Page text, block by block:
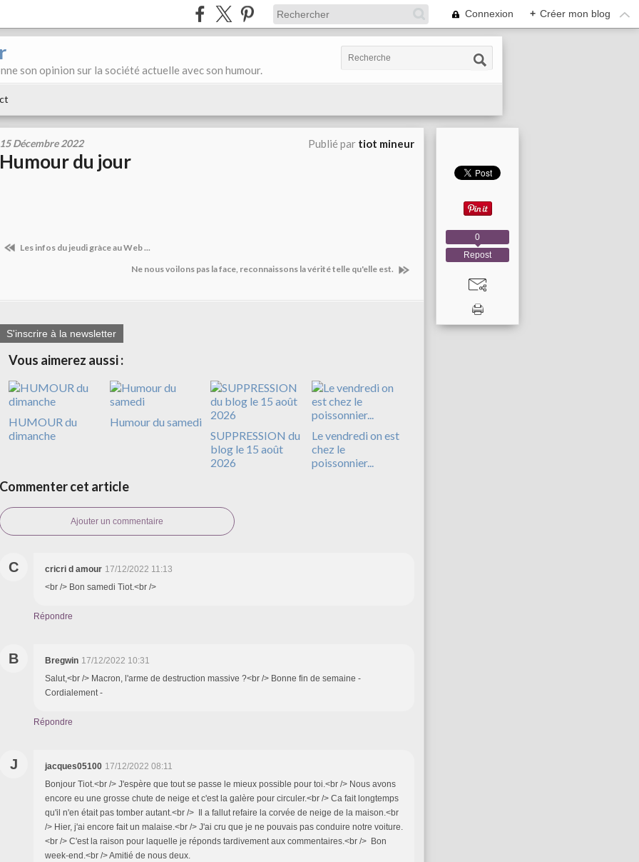
Connexion + Créer mon blog
son opinion sur la société actuelle avec son humour.
15 Décembre 2022 Publié par tiot mineur
Humour du jour
Les infos du jeudi gràce au Web ...
Ne nous voilons pas la face, reconnaissons la vérité telle qu'elle est.
S'inscrire à la newsletter
Vous aimerez aussi :
HUMOUR du
dimanche
Humour du samedi
SUPPRESSION du
blog le 15 août
2026
Le vendredi on est
chez le
poissonnier...
Commenter cet article
Ajouter un commentaire
C cricri d amour 17/12/2022 11:13
<br /> Bon samedi Tiot.<br />
Répondre
B Bregwin 17/12/2022 10:31
Salut,<br /> Macron, l'arme de destruction massive ?<br /> Bonne fin de semaine -
Cordialement -
Répondre
J jacques05100 17/12/2022 08:11
Bonjour Tiot.<br /> J'espère que tout se passe le mieux possible pour toi.<br /> Nous avons
encore eu une grosse chute de neige et c'est la galère pour circuler.<br /> Ca fait longtemps
qu'il n'en était pas tomber autant.<br /> Il a fallut refaire la corvée de neige de la maison.<br
/> Hier, j'ai encore fait un malaise.<br /> J'ai cru que je ne pouvais pas conduire notre voiture.
<br /> C'est la raison pour laquelle je réponds tardivement aux commentaires.<br /> Bon
week-end.<br /> Amitié de nous deux.
Repost
0